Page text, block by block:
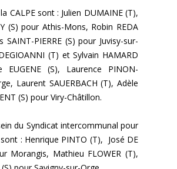
CALPE sont : Julien DUMAINE (T),
(S) pour Athis-Mons, Robin REDA
PIERRE (S) pour Juvisy-sur-
(T) et Sylvain HAMARD
(S), Laurence PINON-
Laurent SAUERBACH (T), Adèle
(S) pour Viry-Châtillon.
du Syndicat intercommunal pour
: Henrique PINTO (T), José DE
Morangis, Mathieu FLOWER (T),